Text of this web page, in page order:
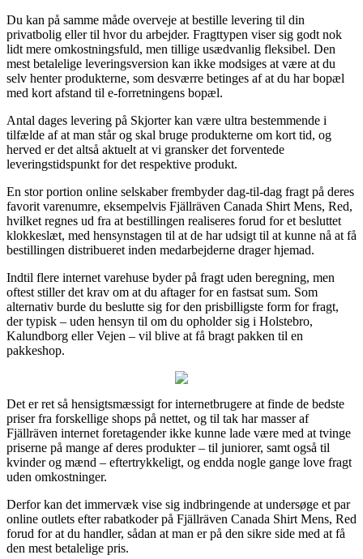
Du kan på samme måde overveje at bestille levering til din
privatbolig eller til hvor du arbejder. Fragttypen viser sig godt nok
lidt mere omkostningsfuld, men tillige usædvanlig fleksibel. Den
mest betalelige leveringsversion kan ikke modsiges at være at du
selv henter produkterne, som desværre betinges af at du har bopæl
med kort afstand til e-forretningens bopæl.
Antal dages levering på Skjorter kan være ultra bestemmende i
tilfælde af at man står og skal bruge produkterne om kort tid, og
herved er det altså aktuelt at vi gransker det forventede
leveringstidspunkt for det respektive produkt.
En stor portion online selskaber frembyder dag-til-dag fragt på deres
favorit varenumre, eksempelvis Fjällräven Canada Shirt Mens, Red,
hvilket regnes ud fra at bestillingen realiseres forud for et besluttet
klokkeslæt, med hensynstagen til at de har udsigt til at kunne nå at få
bestillingen distribueret inden medarbejderne drager hjemad.
Indtil flere internet varehuse byder på fragt uden beregning, men
oftest stiller det krav om at du aftager for en fastsat sum. Som
alternativ burde du beslutte sig for den prisbilligste form for fragt,
der typisk – uden hensyn til om du opholder sig i Holstebro,
Kalundborg eller Vejen – vil blive at få bragt pakken til en
pakkeshop.
Det er ret så hensigtsmæssigt for internetbrugere at finde de bedste
priser fra forskellige shops på nettet, og til tak har masser af
Fjällräven internet foretagender ikke kunne lade være med at tvinge
priserne på mange af deres produkter – til juniorer, samt også til
kvinder og mænd – eftertrykkeligt, og endda nogle gange love fragt
uden omkostninger.
Derfor kan det immervæk vise sig indbringende at undersøge et par
online outlets efter rabatkoder på Fjällräven Canada Shirt Mens, Red
forud for at du handler, sådan at man er på den sikre side med at få
den mest betalelige pris.